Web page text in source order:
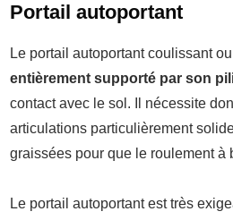
Portail autoportant
Le portail autoportant coulissant
entièrement supporté par son
contact avec le sol. Il nécessite
articulations particulièrement
graissées pour que le roulement à
Le portail autoportant est très